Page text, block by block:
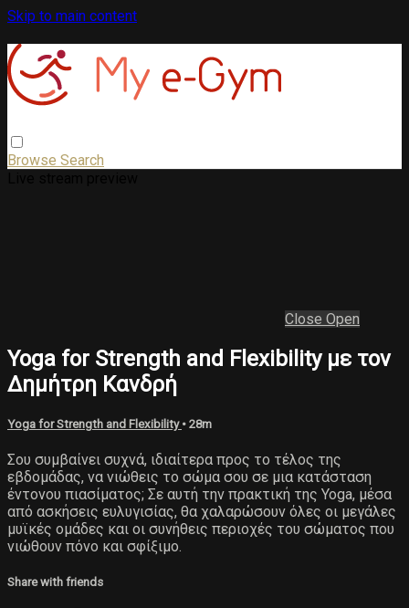
Skip to main content
Browse Search
Close Open
Yoga for Strength and Flexibility με τον
Δημήτρη Κανδρή
Yoga for Strength and Flexibility • 28m
Σου συμβαίνει συχνά, ιδιαίτερα προς το τέλος της
εβδομάδας, να νιώθεις το σώμα σου σε μια κατάσταση
έντονου πιασίματος; Σε αυτή την πρακτική της Yoga, μέσα
από ασκήσεις ευλυγισίας, θα χαλαρώσουν όλες οι μεγάλες
μυϊκές ομάδες και οι συνήθεις περιοχές του σώματος που
νιώθουν πόνο και σφίξιμο.
Share with friends